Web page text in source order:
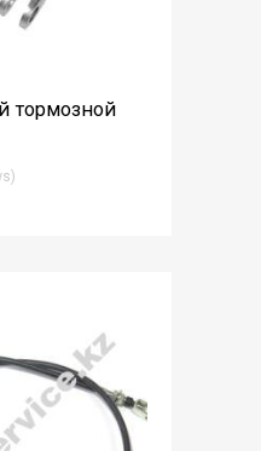
тормозной